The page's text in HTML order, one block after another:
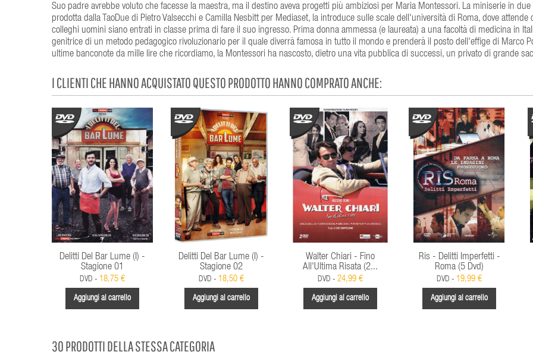
Suo padre avrebbe voluto che facesse la maestra, ma il destino aveva progetti più ambiziosi per Maria Montessori. La miniserie in due
prodotta dalla TaoDue di Pietro Valsecchi e Camilla Nesbitt per Mediaset, la introduce sulle scale dell'università di Roma, dove attende
colleghi uomini siano entrati in classe prima di fare il suo ingresso. Prima donna ammessa (e laureata) a una facoltà di medicina in
genitrice di un metodo pedagogico rivoluzionario per il quale diverrà famosa in tutto il mondo e prenderà il posto dell'effige di Marco
ultime banconote da mille lire che ricordiamo, la Montessori ha nascosto, dietro una vita pubblica di successi, un privato di grande
I CLIENTI CHE HANNO ACQUISTATO QUESTO PRODOTTO HANNO COMPRATO ANCHE:
Delitti Del Bar Lume (I) -
Stagione 01
DVD - 18,75 €
Aggiungi al carrello
Delitti Del Bar Lume (I) -
Stagione 02
DVD - 18,50 €
Aggiungi al carrello
Walter Chiari - Fino
All'Ultima Risata (2...
DVD - 24,99 €
Aggiungi al carrello
Ris - Delitti Imperfetti -
Roma (5 Dvd)
DVD - 19,99 €
Aggiungi al carrello
30 PRODOTTI DELLA STESSA CATEGORIA